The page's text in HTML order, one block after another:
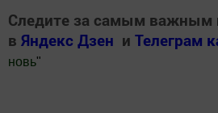
Следите за самым важным
в Яндекс Дзен и Телеграм
новь"